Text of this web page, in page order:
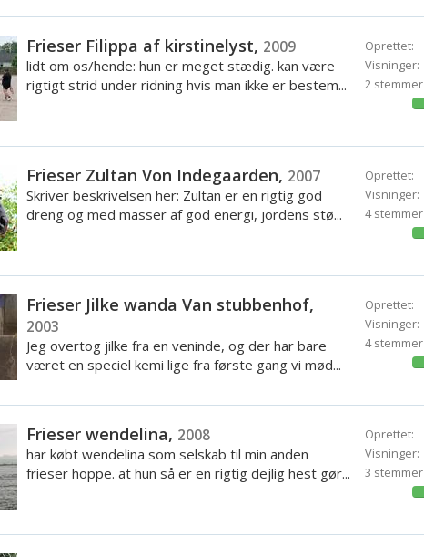
Frieser Filippa af kirstinelyst, 2009
lidt om os/hende: hun er meget stædig. kan være
rigtigt strid under ridning hvis man ikke er bestem...
Oprettet:
Visninger:
2 stemmer
Frieser Zultan Von Indegaarden, 2007
Skriver beskrivelsen her: Zultan er en rigtig god
dreng og med masser af god energi, jordens stø...
Oprettet:
Visninger:
4 stemmer
Frieser Jilke wanda Van stubbenhof,
2003
Jeg overtog jilke fra en veninde, og der har bare
været en speciel kemi lige fra første gang vi mød...
Oprettet:
Visninger:
4 stemmer
Frieser wendelina, 2008
har købt wendelina som selskab til min anden
frieser hoppe. at hun så er en rigtig dejlig hest gør...
Oprettet:
Visninger:
3 stemmer